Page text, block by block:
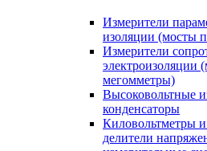
Измерители
изоляции (мосты
Измерители
электроизоляции
мегомметры)
Высоковольтные
конденсаторы
Киловольтметры
делители